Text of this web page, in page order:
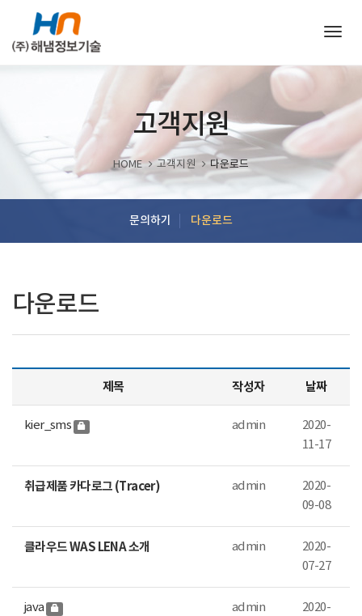
고객지원
HOME 고객지원 다운로드
문의하기 다운로드
다운로드
제목 작성자 날짜
kier_sms admin
2020-
11-17
취급제품 카다로그 (Tracer) admin
2020-
09-08
클라우드 WAS LENA 소개 admin
2020-
07-27
java admin
2020-